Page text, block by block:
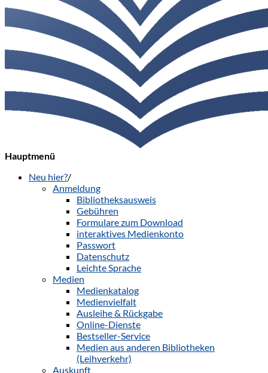
Hauptmenü
Neu hier?/
Anmeldung
Bibliotheksausweis
Gebühren
Formulare zum Download
interaktives Medienkonto
Passwort
Datenschutz
Leichte Sprache
Medien
Medienkatalog
Medienvielfalt
Ausleihe & Rückgabe
Online-Dienste
Bestseller-Service
Medien aus anderen Bibliotheken
(Leihverkehr)
Auskunft